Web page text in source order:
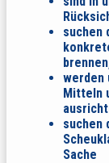
suchen
werden
Mitteln
suchen
Sache